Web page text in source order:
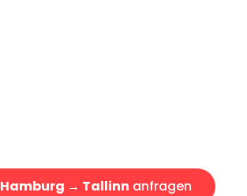
Hamburg → Tallinn anfragen